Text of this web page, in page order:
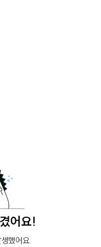
어요!
했어요.